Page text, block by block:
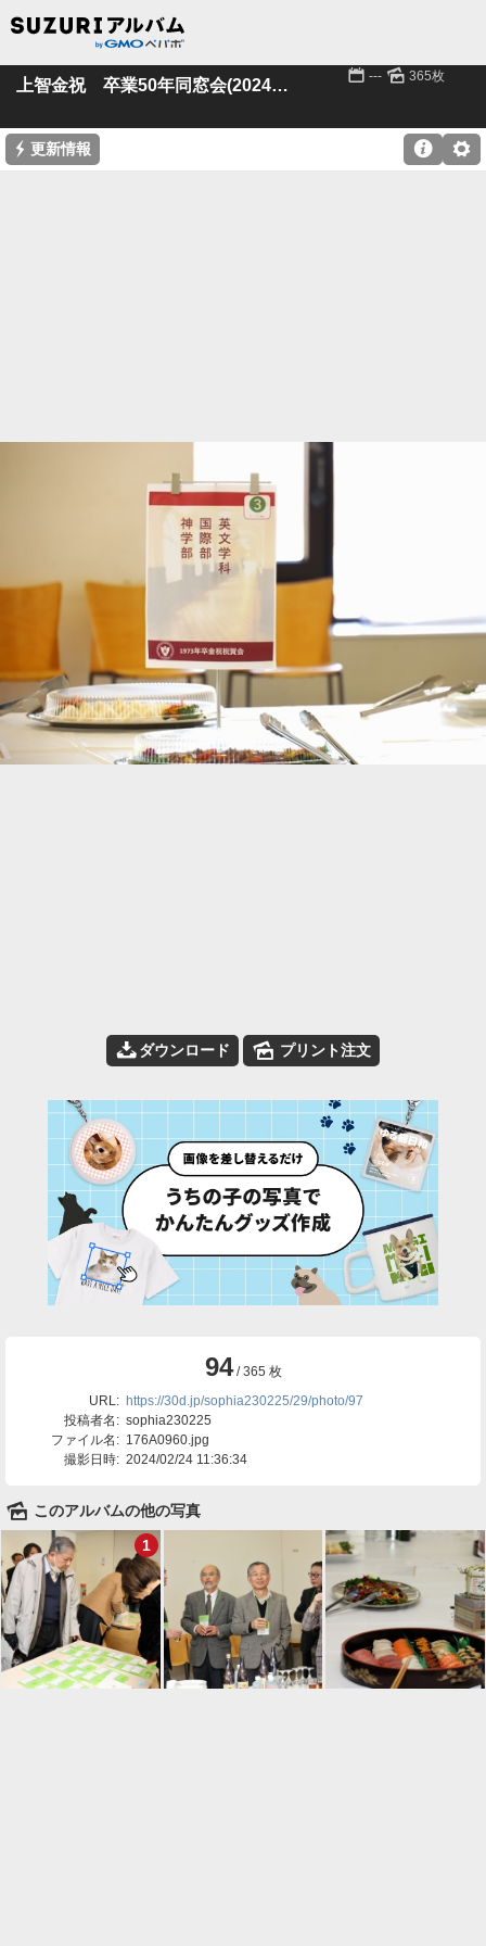
上智金祝 卒業50年同窓会(2024年2月開催) 📅 --- 🌄 365枚
⚡ 更新情報 ⚙

📥ダウンロード 🌄 プリント注文
94/ 365 枚
URL: https://30d.jp/sophia230225/29/photo/97
投稿者名: sophia230225
ファイル名: 176A0960.jpg
撮影日時: 2024/02/24 11:36:34
🌄 このアルバムの他の写真
1